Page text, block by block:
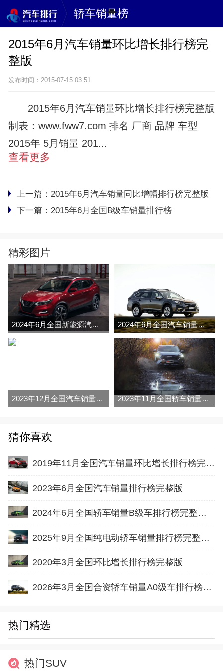
轿车销量榜
2015年6月汽车销量环比增长排行榜完
整版
发布时间：2015-07-15 03:51
2015年6月汽车销量环比增长排行榜完整版
制表：www.fww7.com 排名 厂商 品牌 车型
2015年 5月销量 201...
查看更多
上一篇： 2015年6月汽车销量同比增幅排行榜完整版
下一篇： 2015年6月全国B级车销量排行榜
精彩图片
2024年6月全国新能源汽车销量排行榜完整版(零售量 2024年6月全国汽车销量排行榜完整版(零售量
2023年12月全国汽车销量排行榜完整版(零售量 2023年11月全国轿车销量排行榜完整版(零售量
猜你喜欢
2019年11月全国汽车销量环比增长排行榜完整版
2023年6月全国汽车销量排行榜完整版
2024年6月全国轿车销量B级车排行榜完整版(批发量
2025年9月全国纯电动轿车销量排行榜完整版(零售量
2020年3月全国环比增长排行榜完整版
2026年3月全国合资轿车销量A0级车排行榜完整版(批发量
热门精选
热门SUV